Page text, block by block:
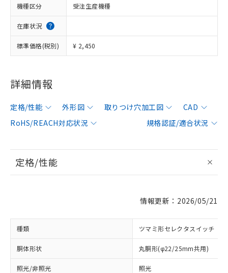
機種区分 受注生産機種
在庫状況
標準価格(税別) ¥ 2,450
詳細情報
定格/性能 外形図 取りつけ穴加工図
CAD
RoHS/REACH対応状況
規格認証/適合状況
定格/性能
情報更新：2026/05/21
種類 ツマミ形セレクタスイッチ
胴体形状 丸胴形(φ22/25mm共用)
照光/非照光 照光